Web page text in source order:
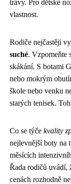
trávy. Pro dětské
vlastnost.
Rodiče nejčastěji
suché. Vzpomeňte
skákání. S botami
nebo mokrým
škole nebo venku
starých tenisek.
Co se týče kvality
nejlevnější boty na
měsících
Řada rodičů uvádí,
cenách rozhodně